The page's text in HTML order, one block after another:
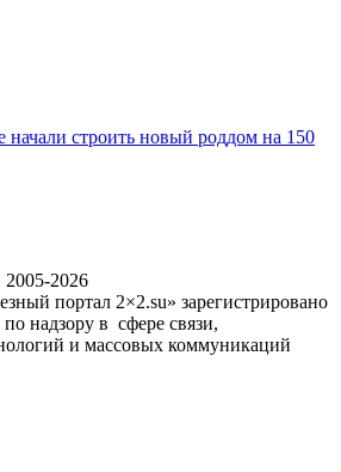
начали строить новый роддом на 150
2026
портал 2×2.su» зарегистрировано
надзору в сфере связи,
и массовых коммуникаций